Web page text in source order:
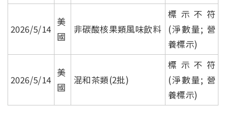
2026/5/14
美
國
非碳酸核果類風味飲料
標示不符
(淨數量; 營
養標示)
2026/5/14
美
國
混和茶類(2批)
標示不符
(淨數量; 營
養標示)